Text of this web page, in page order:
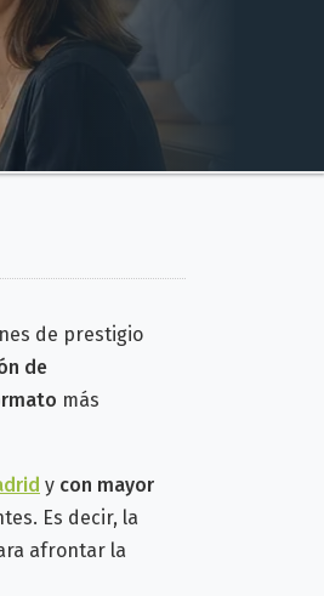
de prestigio
de
más
y con mayor
Es decir, la
afrontar la